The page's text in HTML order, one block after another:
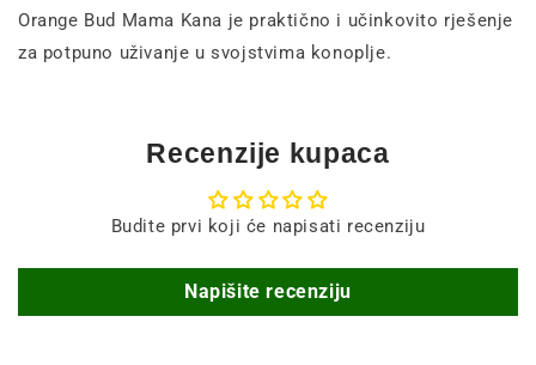
Orange Bud Mama Kana je praktično i učinkovito rješenje
za potpuno uživanje u svojstvima konoplje.
Recenzije kupaca
Budite prvi koji će napisati recenziju
Napišite recenziju